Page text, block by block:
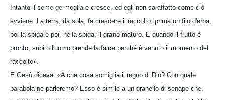
Intanto il seme germoglia e cresce, ed egli non sa affatto come ciò
avviene. La terra, da sola, fa crescere il raccolto: prima un filo d'erba,
poi la spiga e poi, nella spiga, il grano maturo. E quando il frutto è
pronto, subito l'uomo prende la falce perché è venuto il momento del
raccolto».
E Gesù diceva: «A che cosa somiglia il regno di Dio? Con quale
parabola ne parleremo? Esso è simile a un granello di senape che,